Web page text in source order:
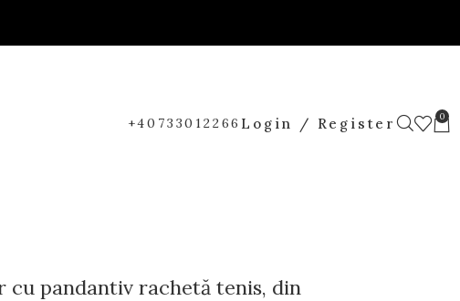
+40733012266 Login / Register 0
cu pandantiv rachetă tenis, din